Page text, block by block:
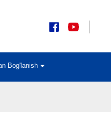
Bog'lanish